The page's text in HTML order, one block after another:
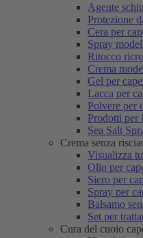
Agente
Protezione
Cera per
Spray
Ritocco
Crema
Gel per
Lacca per
Polvere per
Prodotti per
Sea Salt
Crema senza
Visualizza
Olio per
Siero per
Spray per
Balsamo
Set per
Cura del cuoio